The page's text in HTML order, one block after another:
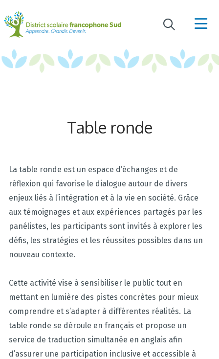
Table ronde
La table ronde est un espace d’échanges et de
réflexion qui favorise le dialogue autour de divers
enjeux liés à l’intégration et à la vie en société. Grâce
aux témoignages et aux expériences partagés par les
panélistes, les participants sont invités à explorer les
défis, les stratégies et les réussites possibles dans un
nouveau contexte.
Cette activité vise à sensibiliser le public tout en
mettant en lumière des pistes concrètes pour mieux
comprendre et s’adapter à différentes réalités. La
table ronde se déroule en français et propose un
service de traduction simultanée en anglais afin
d’assurer une participation inclusive et accessible à